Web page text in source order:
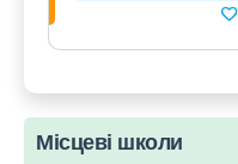
Місцеві школи